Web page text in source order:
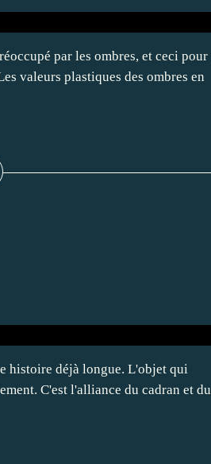
par les ombres, et ceci pour
valeurs plastiques des ombres en
histoire déjà longue. L'objet qui
C'est l'alliance du cadran et du